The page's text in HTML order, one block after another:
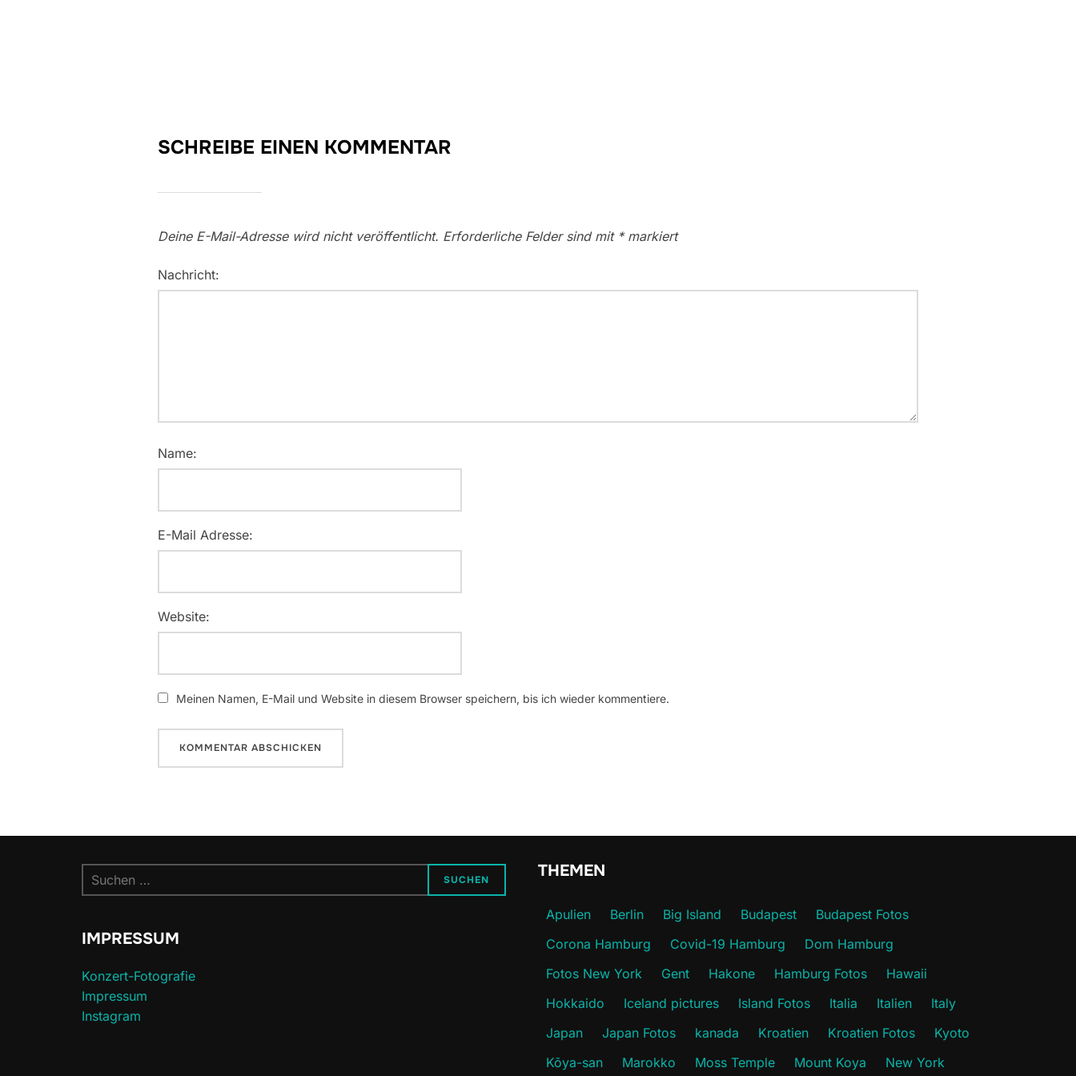
SCHREIBE EINEN KOMMENTAR
Deine E-Mail-Adresse wird nicht veröffentlicht. Erforderliche Felder sind mit *markiert
Nachricht:
Name:
E-Mail Adresse:
Website:
Meinen Namen, E-Mail und Website in diesem Browser speichern, bis ich wieder kommentiere.
Suchen
nach:
SUCHEN
IMPRESSUM
Konzert-Fotografie
Impressum
Instagram
THEMEN
Apulien Berlin Big Island Budapest
Budapest Fotos
Corona Hamburg
Covid-19 Hamburg
Dom Hamburg
Fotos New York
Gent Hakone Hamburg Fotos
Hawaii
Hokkaido
Iceland pictures Island Fotos Italia Italien
Italy
Japan
Japan Fotos kanada Kroatien Kroatien Fotos
Kyoto
Kōya-san
Marokko Moss Temple Mount Koya New York